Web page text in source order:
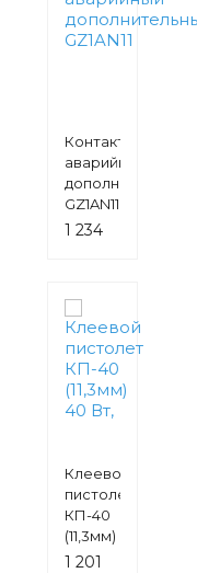
Контакт
аварийный
дополнительный
GZ1AN11
1 234
Клеевой
пистолет
КП-40
(11,3мм)
40 Вт,
1 201